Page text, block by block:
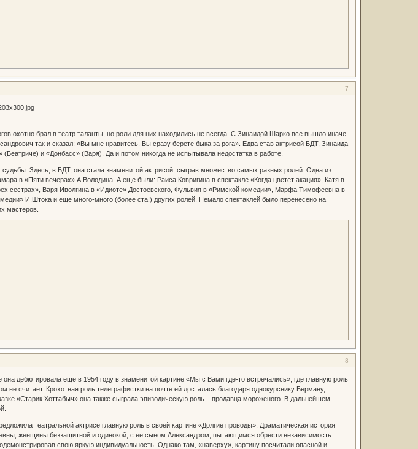
7
охотно брал в театр таланты, но роли для них находились не всегда. С Зинаидой Шарко все вышло иначе.
так и сказал: «Вы мне нравитесь. Вы сразу берете быка за рога». Едва став актрисой БДТ, Зинаида
и «Донбасс» (Варя). Да и потом никогда не испытывала недостатка в работе.
Здесь, в БДТ, она стала знаменитой актрисой, сыграв множество самых разных ролей. Одна из
в «Пяти вечерах» А.Володина. А еще были: Раиса Ковригина в спектакле «Когда цветет акация», Катя в
сестрах», Варя Иволгина в «Идиоте» Достоевского, Фульвия в «Римской комедии», Марфа Тимофеевна в
И.Штока и еще много-много (более ста!) других ролей. Немало спектаклей было перенесено на
мастеров.
8
дебютировала еще в 1954 году в знаменитой картине «Мы с Вами где-то встречались», где главную роль
считает. Крохотная роль телеграфистки на почте ей досталась благодаря однокурснику Берману,
«Старик Хоттабыч» она также сыграла эпизодическую роль – продавца мороженого. В дальнейшем
театральной актрисе главную роль в своей картине «Долгие проводы». Драматическая история
женщины беззащитной и одинокой, с ее сыном Александром, пытающимся обрести независимость.
свою яркую индивидуальность. Однако там, «наверху», картину посчитали опасной и